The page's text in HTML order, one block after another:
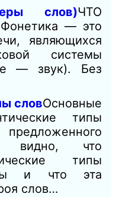
слов)ЧТО
— это
являющихся
системы
— звук). Без
словОсновные
типы
видно, что
типы
и что эта
слов…